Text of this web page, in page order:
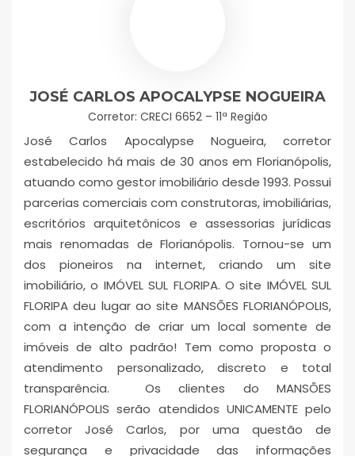
JOSÉ CARLOS APOCALYPSE NOGUEIRA
Corretor: CRECI 6652 – 11ª Região
José Carlos Apocalypse Nogueira, corretor
estabelecido há mais de 30 anos em Florianópolis,
atuando como gestor imobiliário desde 1993. Possui
parcerias comerciais com construtoras, imobiliárias,
escritórios arquitetônicos e assessorias jurídicas
mais renomadas de Florianópolis. Tornou-se um
dos pioneiros na internet, criando um site
imobiliário, o IMÓVEL SUL FLORIPA. O site IMÓVEL SUL
FLORIPA deu lugar ao site MANSÕES FLORIANÓPOLIS,
com a intenção de criar um local somente de
imóveis de alto padrão! Tem como proposta o
atendimento personalizado, discreto e total
transparência. Os clientes do MANSÕES
FLORIANÓPOLIS serão atendidos UNICAMENTE pelo
corretor José Carlos, por uma questão de
segurança e privacidade das informações